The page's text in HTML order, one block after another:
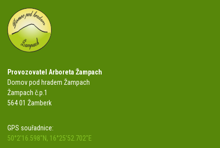
Provozovatel Arboreta Žampach
Domov pod hradem Žampach
Žampach č.p.1
564 01 Žamberk
GPS souřadnice:
50°2'16.598"N, 16°25'52.702"E